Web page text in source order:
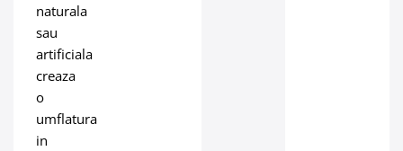
naturala
sau
artificiala
creaza
o
umflatura
in